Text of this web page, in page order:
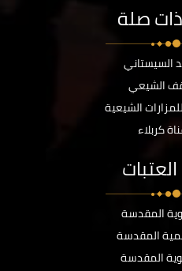
صلة
السيستاني
الشيعي
الشيعية
كربلاء
المقدسة
المقدسة
المقدسة